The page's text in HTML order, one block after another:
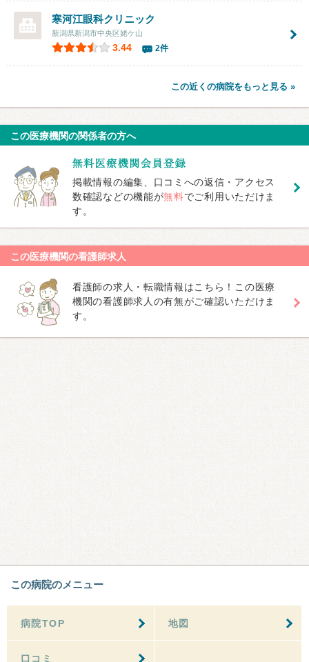
寒河江眼科クリニック
新潟県新潟市中央区姥ケ山
3.44 2件
この近くの病院をもっと見る »
この医療機関の関係者の方へ
掲載情報の編集、口コミへの返信・アクセス
数確認などの機能が無料でご利用いただけま
す。
この医療機関の看護師求人
看護師の求人・転職情報はこちら！この医療
機関の看護師求人の有無がご確認いただけま
す。
この病院のメニュー
病院TOP 地図
口コミ